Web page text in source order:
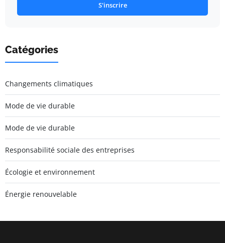
S'inscrire
Catégories
Changements climatiques
Mode de vie durable
Mode de vie durable
Responsabilité sociale des entreprises
Écologie et environnement
Énergie renouvelable